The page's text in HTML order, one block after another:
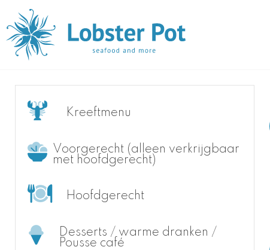
Kreeftmenu
Voorgerecht (alleen verkrijgbaar
met hoofdgerecht)
Hoofdgerecht
Desserts / warme dranken /
Pousse café